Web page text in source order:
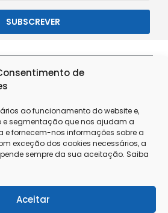
de
ao funcionamento do website e,
e segmentação que nos ajudam a
e fornecem-nos informações sobre a
exceção dos cookies necessários, a
sempre da sua aceitação. Saiba
Aceitar
SUBSCREVER
Política de Privacidade
Resolução de Conflitos